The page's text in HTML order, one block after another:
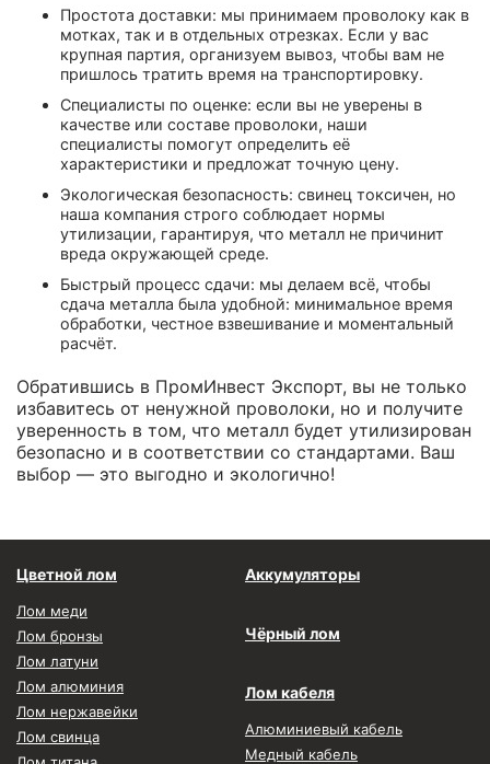
Простота доставки: мы принимаем проволоку как в
мотках, так и в отдельных отрезках. Если у вас
крупная партия, организуем вывоз, чтобы вам не
пришлось тратить время на транспортировку.
Специалисты по оценке: если вы не уверены в
качестве или составе проволоки, наши
специалисты помогут определить её
характеристики и предложат точную цену.
Экологическая безопасность: свинец токсичен, но
наша компания строго соблюдает нормы
утилизации, гарантируя, что металл не причинит
вреда окружающей среде.
Быстрый процесс сдачи: мы делаем всё, чтобы
сдача металла была удобной: минимальное время
обработки, честное взвешивание и моментальный
расчёт.
Обратившись в ПромИнвест Экспорт, вы не только
избавитесь от ненужной проволоки, но и получите
уверенность в том, что металл будет утилизирован
безопасно и в соответствии со стандартами. Ваш
выбор — это выгодно и экологично!
Цветной лом
Лом меди
Лом бронзы
Лом латуни
Лом алюминия
Лом нержавейки
Лом свинца
Аккумуляторы
Чёрный лом
Лом кабеля
Алюминиевый кабель
Медный кабель